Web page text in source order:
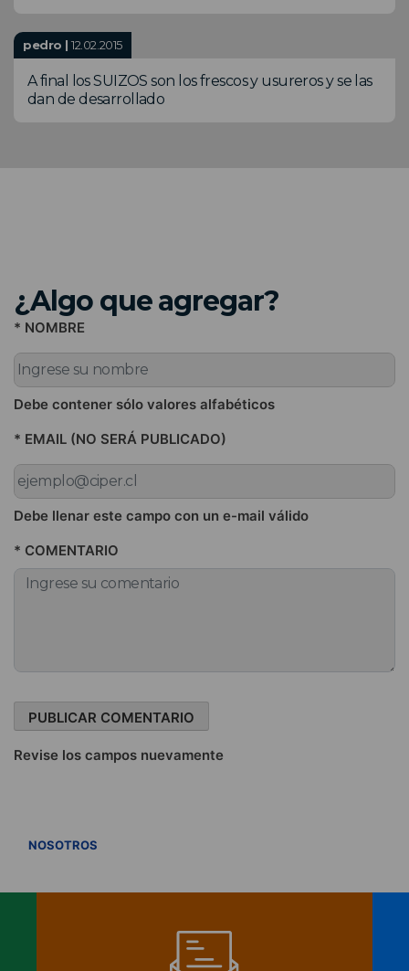
pedro |12.02.2015
A final los SUIZOS son los frescos y usureros y se las
dan de desarrollado
¿Algo que agregar?
* NOMBRE
Debe contener sólo valores alfabéticos
* EMAIL (NO SERÁ PUBLICADO)
Debe llenar este campo con un e-mail válido
* COMENTARIO
Revise los campos nuevamente
NOSOTROS